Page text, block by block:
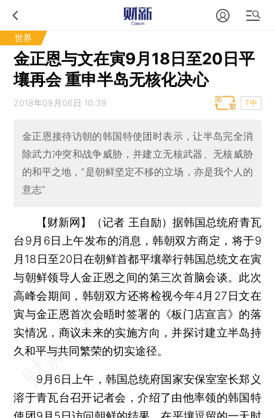
世界
金正恩与文在寅9月18日至20日平
壤再会 重申半岛无核化决心
2018年09月06日 10:39 T中
金正恩接待访朝的韩国特使团时表示，让半岛完全消
除武力冲突和战争威胁，并建立无核武器、无核威胁
的和平之地，“是朝鲜坚定不移的立场，亦是我个人的
意志”
【财新网】（记者 王自励） 据韩国总统府青瓦
台9月6日上午发布的消息，韩朝双方商定，将于9
月18日至20日在朝鲜首都平壤举行韩国总统文在寅
与朝鲜领导人金正恩之间的第三次首脑会谈。此次
高峰会期间，韩朝双方还将检视今年4月27日文在
寅与金正恩首次会晤时签署的《板门店宣言》的落
实情况，商议未来的实施方向，并探讨建立半岛持
久和平与共同繁荣的切实途径。
9月6日上午，韩国总统府国家安保室室长郑义
溶于青瓦台召开记者会，介绍了由他率领的韩国特